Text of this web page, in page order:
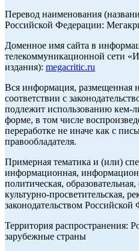
Перевод наименования
Российской Федерации:
Доменное имя сайта в
телекоммуникационной сети
издания): megacritic.ru
Вся информация, размещенная
соответствии с
подлежит использованию кем-
форме, в том числе
переработке не иначе как с
правообладателя.
Примерная тематика и (или)
информационная,
политическая,
культурно-просветительская,
законодательством
Территория распространения:
зарубежные страны